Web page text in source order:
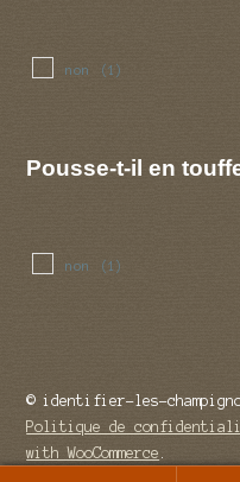
non (1)
Pousse-t-il en
non (1)
© identifier-les-
Politique de
with WooCommerce